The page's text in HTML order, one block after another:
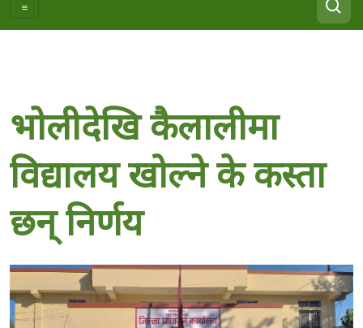
भाेलीदेखि कैलालीमा
विद्यालय खोल्ने के कस्ता
छन् निर्णय